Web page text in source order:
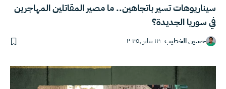
سيناريوهات تسير باتجاهين.. ما مصير المقاتلين المهاجرين
في سوريا الجديدة؟
حسين الخطيب ١٢ يناير ,٢٠٢٥